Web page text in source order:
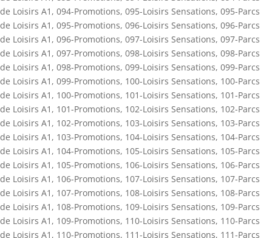
de Loisirs A1 , 094-Promotions, 095-Loisirs Sensations, 095-Parcs
de Loisirs A1 , 095-Promotions, 096-Loisirs Sensations, 096-Parcs
de Loisirs A1 , 096-Promotions, 097-Loisirs Sensations, 097-Parcs
de Loisirs A1 , 097-Promotions, 098-Loisirs Sensations, 098-Parcs
de Loisirs A1 , 098-Promotions, 099-Loisirs Sensations, 099-Parcs
de Loisirs A1 , 099-Promotions, 100-Loisirs Sensations, 100-Parcs
de Loisirs A1 , 100-Promotions, 101-Loisirs Sensations, 101-Parcs
de Loisirs A1 , 101-Promotions, 102-Loisirs Sensations, 102-Parcs
de Loisirs A1 , 102-Promotions, 103-Loisirs Sensations, 103-Parcs
de Loisirs A1 , 103-Promotions, 104-Loisirs Sensations, 104-Parcs
de Loisirs A1 , 104-Promotions, 105-Loisirs Sensations, 105-Parcs
de Loisirs A1 , 105-Promotions, 106-Loisirs Sensations, 106-Parcs
de Loisirs A1 , 106-Promotions, 107-Loisirs Sensations, 107-Parcs
de Loisirs A1 , 107-Promotions, 108-Loisirs Sensations, 108-Parcs
de Loisirs A1 , 108-Promotions, 109-Loisirs Sensations, 109-Parcs
de Loisirs A1 , 109-Promotions, 110-Loisirs Sensations, 110-Parcs
de Loisirs A1 , 110-Promotions, 111-Loisirs Sensations, 111-Parcs